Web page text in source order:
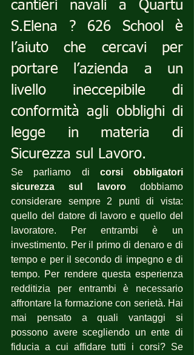
cantieri navali a Quartu
S.Elena ? 626 School è
l’aiuto che cercavi per
portare l’azienda a un
livello ineccepibile di
conformità agli obblighi di
legge in materia di
Sicurezza sul Lavoro.
Se parliamo di corsi obbligatori
sicurezza sul lavoro dobbiamo
considerare sempre 2 punti di vista:
quello del datore di lavoro e quello del
lavoratore. Per entrambi è un
investimento. Per il primo di denaro e di
tempo e per il secondo di impegno e di
tempo. Per rendere questa esperienza
redditizia per entrambi è necessario
affrontare la formazione con serietà. Hai
mai pensato a quali vantaggi si
possono avere scegliendo un ente di
fiducia a cui affidare tutti i corsi? Se